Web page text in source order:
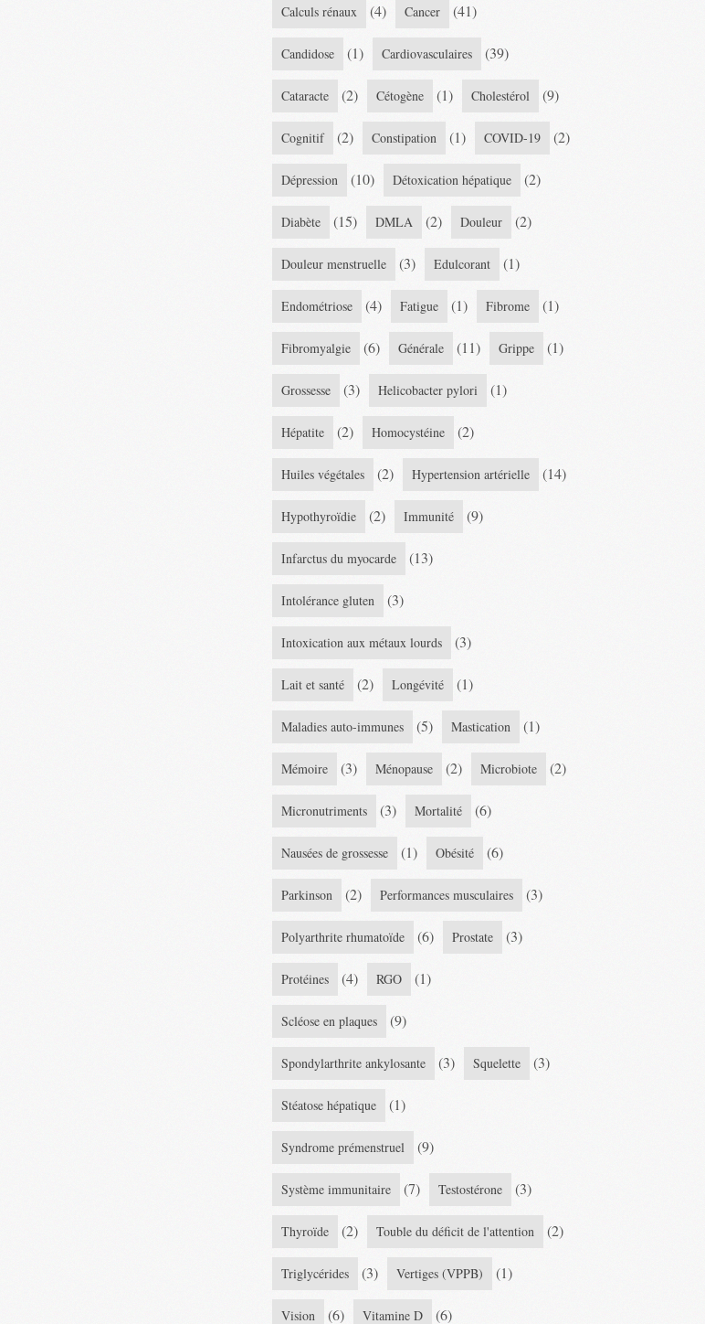
Calculs rénaux (4) Cancer (41)
Candidose (1) Cardiovasculaires (39)
Cataracte (2) Cétogène (1) Cholestérol (9)
Cognitif (2) Constipation (1) COVID-19 (2)
Dépression (10) Détoxication hépatique (2)
Diabète (15) DMLA (2) Douleur (2)
Douleur menstruelle (3) Edulcorant (1)
Endométriose (4) Fatigue (1) Fibrome (1)
Fibromyalgie (6) Générale (11) Grippe (1)
Grossesse (3) Helicobacter pylori (1)
Hépatite (2) Homocystéine (2)
Huiles végétales (2) Hypertension artérielle (14)
Hypothyroïdie (2) Immunité (9)
Infarctus du myocarde (13)
Intolérance gluten (3)
Intoxication aux métaux lourds (3)
Lait et santé (2) Longévité (1)
Maladies auto-immunes (5) Mastication (1)
Mémoire (3) Ménopause (2) Microbiote (2)
Micronutriments (3) Mortalité (6)
Nausées de grossesse (1) Obésité (6)
Parkinson (2) Performances musculaires (3)
Polyarthrite rhumatoïde (6) Prostate (3)
Protéines (4) RGO (1)
Scléose en plaques (9)
Spondylarthrite ankylosante (3) Squelette (3)
Stéatose hépatique (1)
Syndrome prémenstruel (9)
Système immunitaire (7) Testostérone (3)
Thyroïde (2) Touble du déficit de l'attention (2)
Triglycérides (3) Vertiges (VPPB) (1)
Vision (6) Vitamine D (6)